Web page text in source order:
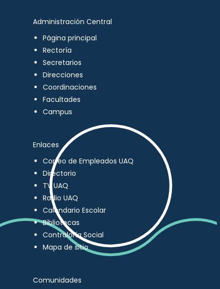
Administración Central
Página principal
Rectoría
Secretarios
Direcciones
Coordinaciones
Facultades
Campus
Enlaces
Correo de Empleados UAQ
Directorio
TV UAQ
Radio UAQ
Calendario Escolar
Bibliotecas
Contraloría Social
Mapa de sitio
Comunidades